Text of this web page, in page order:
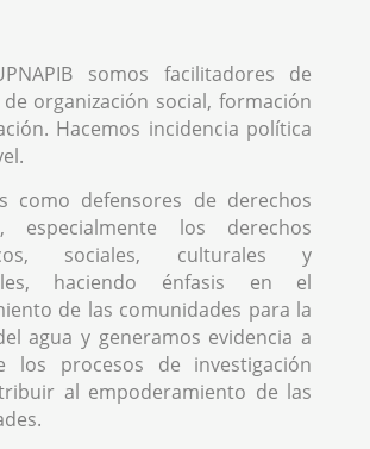
somos facilitadores de
organización social, formación
Hacemos incidencia política
como defensores de derechos
especialmente los derechos
sociales, culturales y
haciendo énfasis en el
de las comunidades para la
agua y generamos evidencia a
los procesos de investigación
al empoderamiento de las